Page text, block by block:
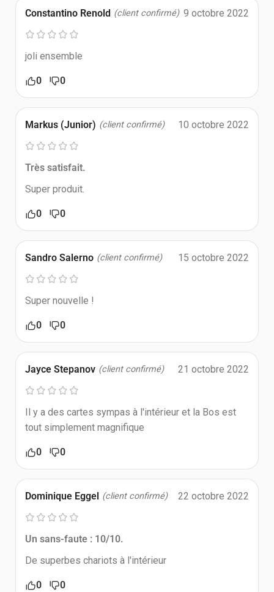
Constantino Renold (client confirmé) 9 octobre 2022
joli ensemble
0 0
Markus (Junior) (client confirmé) 10 octobre 2022
Très satisfait.
Super produit.
0 0
Sandro Salerno (client confirmé) 15 octobre 2022
Super nouvelle !
0 0
Jayce Stepanov (client confirmé) 21 octobre 2022
Il y a des cartes sympas à l'intérieur et la Bos est
tout simplement magnifique
0 0
Dominique Eggel (client confirmé) 22 octobre 2022
Un sans-faute : 10/10.
De superbes chariots à l'intérieur
0 0